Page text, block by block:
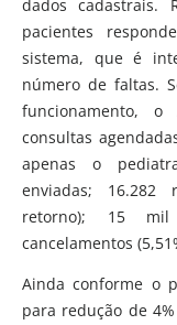
dados cadastrais.
pacientes
sistema, que é
número de faltas.
funcionamento, o
consultas
apenas o
enviadas; 16.282
retorno); 15 mil
cancelamentos
Ainda conforme o
para redução de